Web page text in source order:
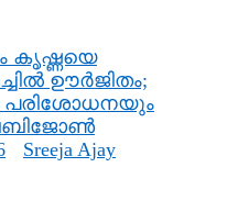
കൃഷ്ണയെ
ഊർജിതം;
Sreeja Ajay